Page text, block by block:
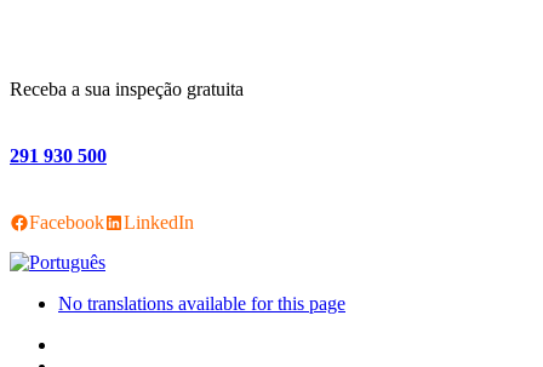
Receba a sua inspeção gratuita
291 930 500
Facebook LinkedIn
No translations available for this page